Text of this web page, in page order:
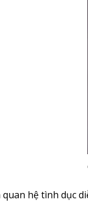
hệ tình dục